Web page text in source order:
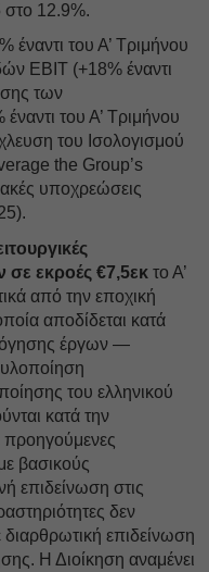
στο 12.9%.
έναντι του Α’ Τριμήνου
EBIT (+18% έναντι
των
του Α’ Τριμήνου
του Ισολογισμού
the Group’s
υποχρεώσεις
σε εκροές €7,5εκ το Α’
από την εποχική
αποδίδεται κατά
έργων —
του ελληνικού
κατά την
βασικούς
επιδείνωση στις
δεν
επιδείνωση
Η Διοίκηση αναμένει